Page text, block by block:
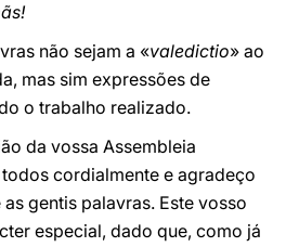
não sejam a «valedictio» ao
mas sim expressões de
o trabalho realizado.
da vossa Assembleia
cordialmente e agradeço
gentis palavras. Este vosso
especial, dado que, como já